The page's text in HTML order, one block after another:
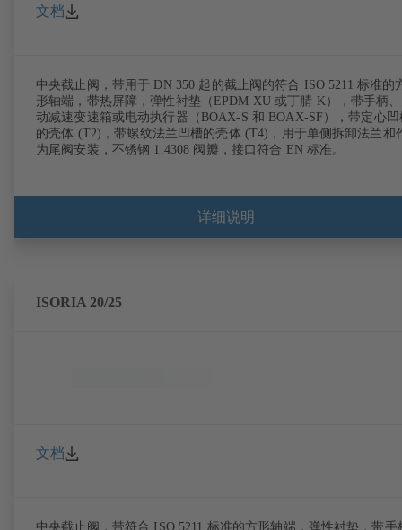
文档
中央截止阀，带用于 DN 350 起的截止阀的符合 ISO 5211 标准的
形轴端，带热屏障，弹性衬垫（EPDM XU 或丁腈 K），带手柄
动减速变速箱或电动执行器（BOAX-S 和 BOAX-SF），带定心凹
的壳体 (T2)，带螺纹法兰凹槽的壳体 (T4)，用于单侧拆卸法兰和
为尾阀安装，不锈钢 1.4308 阀瓣，接口符合 EN 标准。
详细说明
ISORIA 20/25
文档
中央截止阀，带符合 ISO 5211 标准的方形轴端，弹性衬垫，带手